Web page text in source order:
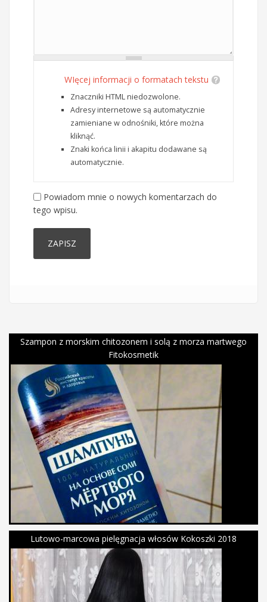
WIęcej informacji o formatach tekstu
Znaczniki HTML niedozwolone.
Adresy internetowe są automatycznie
zamieniane w odnośniki, które można
kliknąć.
Znaki końca linii i akapitu dodawane są
automatycznie.
Powiadom mnie o nowych komentarzach do
tego wpisu.
Szampon z morskim chitozonem i solą z morza martwego
Fitokosmetik
Lutowo-marcowa pielęgnacja włosów Kokoszki 2018